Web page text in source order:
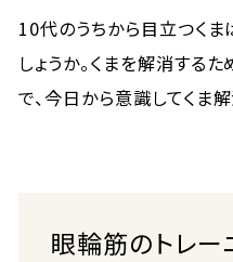
10代のうちから目立つくま
しょうか。くまを解消する
で、今日から意識してくま
眼輪筋のトレー